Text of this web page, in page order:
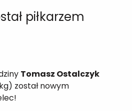
piłkarzem
Tomasz Ostalczyk
został nowym